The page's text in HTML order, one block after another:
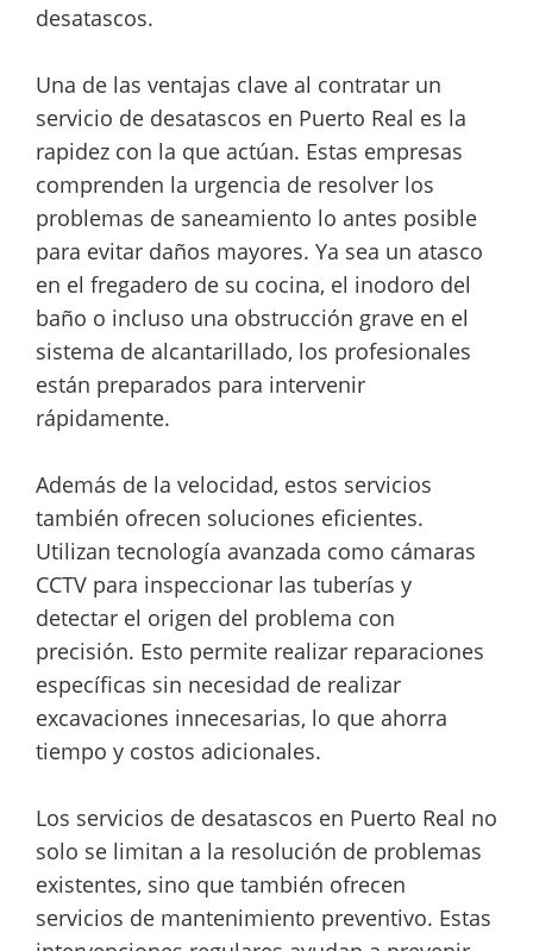
desatascos.
Una de las ventajas clave al contratar un
servicio de desatascos en Puerto Real es la
rapidez con la que actúan. Estas empresas
comprenden la urgencia de resolver los
problemas de saneamiento lo antes posible
para evitar daños mayores. Ya sea un atasco
en el fregadero de su cocina, el inodoro del
baño o incluso una obstrucción grave en el
sistema de alcantarillado, los profesionales
están preparados para intervenir
rápidamente.
Además de la velocidad, estos servicios
también ofrecen soluciones eficientes.
Utilizan tecnología avanzada como cámaras
CCTV para inspeccionar las tuberías y
detectar el origen del problema con
precisión. Esto permite realizar reparaciones
específicas sin necesidad de realizar
excavaciones innecesarias, lo que ahorra
tiempo y costos adicionales.
Los servicios de desatascos en Puerto Real no
solo se limitan a la resolución de problemas
existentes, sino que también ofrecen
servicios de mantenimiento preventivo. Estas